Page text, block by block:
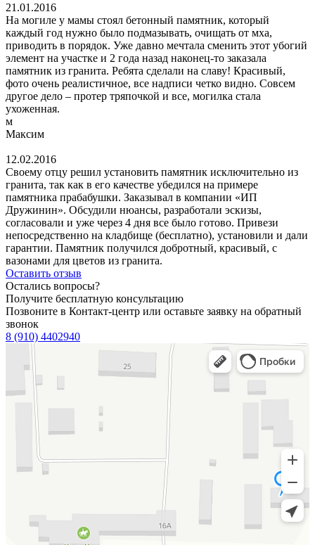
21.01.2016
На могиле у мамы стоял бетонный памятник, который
каждый год нужно было подмазывать, очищать от мха,
приводить в порядок. Уже давно мечтала сменить этот убогий
элемент на участке и 2 года назад наконец-то заказала
памятник из гранита. Ребята сделали на славу! Красивый,
фото очень реалистичное, все надписи четко видно. Совсем
другое дело – протер тряпочкой и все, могилка стала
ухоженная.
м
Максим
12.02.2016
Своему отцу решил установить памятник исключительно из
гранита, так как в его качестве убедился на примере
памятника прабабушки. Заказывал в компании «ИП
Дружинин». Обсудили нюансы, разработали эскизы,
согласовали и уже через 4 дня все было готово. Привези
непосредственно на кладбище (бесплатно), установили и дали
гарантии. Памятник получился добротный, красивый, с
вазонами для цветов из гранита.
Оставить отзыв
Остались вопросы?
Получите бесплатную консультацию
Позвоните в Контакт-центр или оставьте заявку на обратный
звонок
8 (910) 4402940